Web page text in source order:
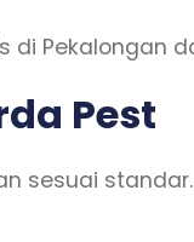
di Pekalongan
Pest
sesuai